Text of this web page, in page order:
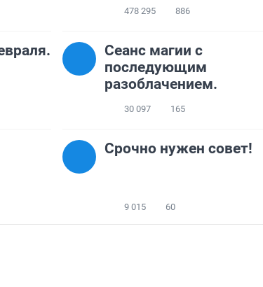
478 295 886
Сеанс магии с
последующим
разоблачением.
30 097 165
Срочно нужен совет!
9 015 60